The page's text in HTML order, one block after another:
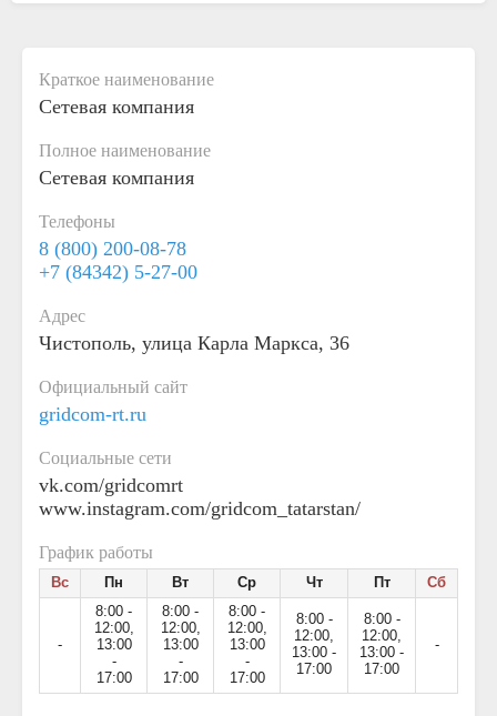
Краткое наименование
Сетевая компания
Полное наименование
Сетевая компания
Телефоны
8 (800) 200-08-78
+7 (84342) 5-27-00
Адрес
Чистополь, улица Карла Маркса, 36
Официальный сайт
gridcom-rt.ru
Социальные сети
vk.com/gridcomrt
www.instagram.com/gridcom_tatarstan/
График работы
Вс Пн Вт Ср Чт Пт Сб
-
8:00 -
12:00,
13:00
-
17:00
8:00 -
12:00,
13:00
-
17:00
8:00 -
12:00,
13:00
-
17:00
8:00 -
12:00,
13:00 -
17:00
8:00 -
12:00,
13:00 -
17:00
-